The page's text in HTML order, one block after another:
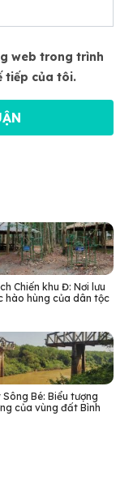
web trong trình
tiếp của tôi.
Chiến khu Đ: Nơi lưu
hào hùng của dân tộc
Bé: Biểu tượng
của vùng đất Bình